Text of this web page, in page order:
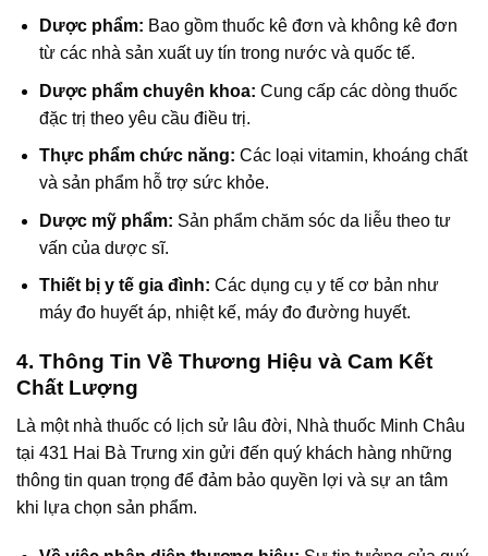
Dược phẩm: Bao gồm thuốc kê đơn và không kê đơn
từ các nhà sản xuất uy tín trong nước và quốc tế.
Dược phẩm chuyên khoa: Cung cấp các dòng thuốc
đặc trị theo yêu cầu điều trị.
Thực phẩm chức năng: Các loại vitamin, khoáng chất
và sản phẩm hỗ trợ sức khỏe.
Dược mỹ phẩm: Sản phẩm chăm sóc da liễu theo tư
vấn của dược sĩ.
Thiết bị y tế gia đình: Các dụng cụ y tế cơ bản như
máy đo huyết áp, nhiệt kế, máy đo đường huyết.
4. Thông Tin Về Thương Hiệu và Cam Kết
Chất Lượng
Là một nhà thuốc có lịch sử lâu đời, Nhà thuốc Minh Châu
tại 431 Hai Bà Trưng xin gửi đến quý khách hàng những
thông tin quan trọng để đảm bảo quyền lợi và sự an tâm
khi lựa chọn sản phẩm.